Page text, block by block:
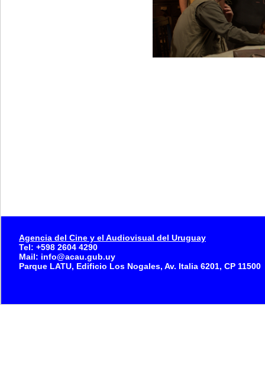
Agencia del Cine y el Audiovisual del Uruguay
Tel: +598 2604 4290
Mail: info@acau.gub.uy
Parque LATU, Edificio Los Nogales, Av. Italia 6201, CP 11500